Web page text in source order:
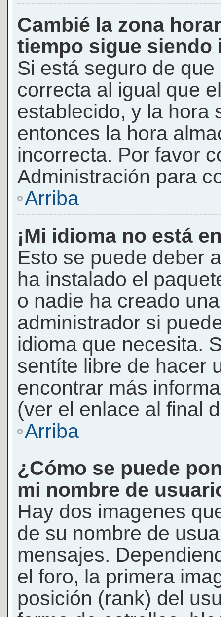
Cambié la zona
tiempo sigue siendo
Si está seguro de
correcta al igual que
establecido, y la hora
entonces la hora
incorrecta. Por favor
Administración para
Arriba
¡Mi idioma no está
Esto se puede deber
ha instalado el
o nadie ha creado
administrador si
idioma que necesita.
sentíte libre de hacer
encontrar más
(ver el enlace al final
Arriba
¿Cómo se puede
mi nombre de
Hay dos imagenes
de su nombre de
mensajes.
el foro, la primera
posición (rank) del